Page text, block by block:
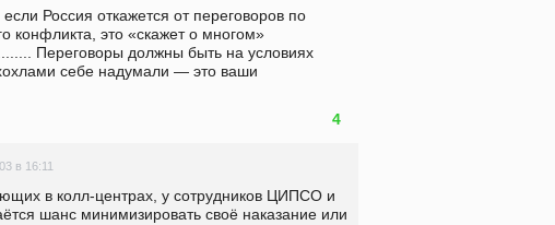
Россия откажется от переговоров по
конфликта, это «скажет о многом»
Переговоры должны быть на условиях
себе надумали — это ваши
4
в 16:11
в колл-центрах, у сотрудников ЦИПСО и
шанс минимизировать своё наказание или